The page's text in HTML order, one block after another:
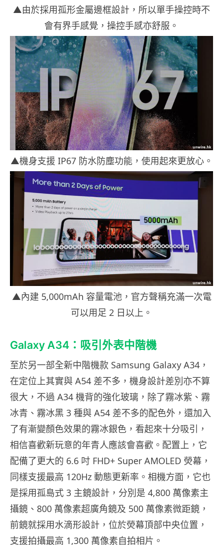
▲由於採用孤形金屬邊框設計，所以單手操控時不
會有界手感覺，操控手感亦舒服。
▲機身支援 IP67 防水防塵功能，使用起來更放心。
▲內建 5,000mAh 容量電池，官方聲稱充滿一次電
可以用足 2 日以上。
Galaxy A34：吸引外表中階機
至於另一部全新中階機款 Samsung Galaxy A34，
在定位上其實與 A54 差不多，機身設計差別亦不算
很大，不過 A34 機背的強化玻璃，除了霧冰紫、霧
冰青、霧冰黑 3 種與 A54 差不多的配色外，還加入
了有漸變顏色效果的霧冰銀色，看起來十分吸引，
相信喜歡新玩意的年青人應該會喜歡。配置上，它
配備了更大的 6.6 吋 FHD+ Super AMOLED 熒幕，
同樣支援最高 120Hz 動態更新率。相機方面，它也
是採用孤島式 3 主鏡設計，分別是 4,800 萬像素主
攝鏡、800 萬像素超廣角鏡及 500 萬像素微距鏡，
前鏡就採用水滴形設計，位於熒幕頂部中央位置，
支援拍攝最高 1,300 萬像素自拍相片。